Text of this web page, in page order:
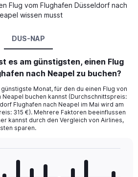
Flug vom Flughafen Düsseldorf nach
wissen musst
DUS-NAP
es am günstigsten, einen Flug
nach Neapel zu buchen?
Monat, für den du einen Flug von
Neapel buchen kannst (Durchschnittspreis:
Flughafen nach Neapel im Mai wird am
315 €). Mehrere Faktoren beeinflussen
kannst durch den Vergleich von Airlines,
sparen.